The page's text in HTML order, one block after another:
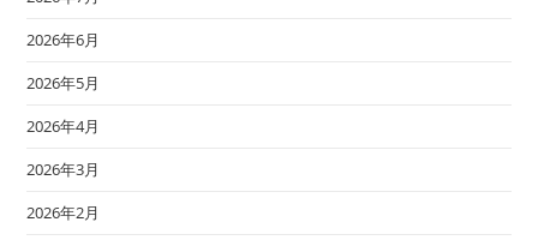
2026年6月
2026年5月
2026年4月
2026年3月
2026年2月